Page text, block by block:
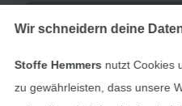
Wir schneidern deine
Stoffe Hemmers nutzt Cookies
zu gewährleisten, dass unsere